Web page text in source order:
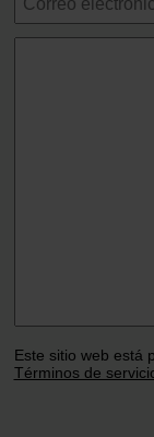
Este sitio web está
Términos de